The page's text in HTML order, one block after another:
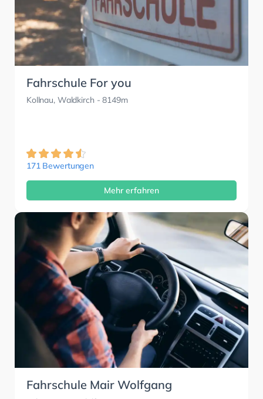
Fahrschule For you
Kollnau, Waldkirch - 8149m
171 Bewertungen
Mehr erfahren
Fahrschule Mair Wolfgang